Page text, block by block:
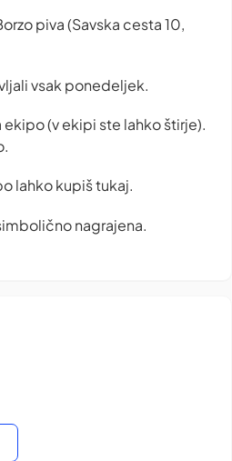
piva (Savska cesta 10,
vsak ponedeljek.
ekipo (v ekipi ste lahko štirje).
lahko kupiš tukaj.
nagrajena.